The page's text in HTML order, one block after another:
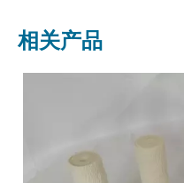
相关产品